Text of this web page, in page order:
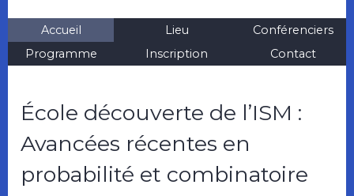
Accueil Lieu
Conférenciers
Programme
Inscription Contact
École découverte de l’ISM :
Avancées récentes en
probabilité et combinatoire